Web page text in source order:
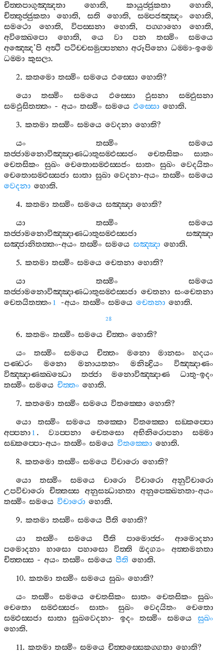
චිත‍්තපාගුඤ‍්ඤතා
හොති,කායුජ‍්ජුකතා හොති,
චිත‍්තුජ‍්ජුකතා
හොති, සති හොති, සම‍්පජඤ‍්ඤං හොති,
සමථො
හොති,විපස‍්සනා හොති, පග‍්ගාහො හොති,
අවික‍්ඛෙපො
හොති, යෙ වා පන තස‍්මිං
සමයෙ
අඤ‍්ඤෙ’පි අත්‍ථි පටිච‍්චසමුප‍්පන‍්නා අරූපිනො ධම‍්මා-ඉමෙ
ධම‍්මා කුසලා.
2. කතමො තස‍්මිං සමයෙ ඵස‍්සො හොති?
යො
තස‍්මිං සමයෙ ඵස‍්සො ඵුසනා
සම‍්ඵුසනා
සමඵුසිතත‍්තං - අයං තස‍්මිං සමයෙ ඵස‍්සො හොති.
3. කතමා තස‍්මිං සමයෙ වෙදනා හොති?
යං
තස‍්මිං
සමයෙ
තජ‍්ජාමනොවිඤ‍්ඤාණධාතුසම‍්ඵස‍්සජං
චෙතසිකං
සාතං
චෙතසිකං සුඛං චෙතොසම‍්ඵස‍්සජං සාතං සුඛං වෙදයිතං
චෙතොසම‍්ඵස‍්සජා සාතා සුඛා වෙදනා-අයං තස‍්මිං සමයෙ
වෙදනා හොති.
4. කතමා තස‍්මිං සමයෙ සඤ‍්ඤා හොති?
යා
තස‍්මිං
සමයෙ
තජ‍්ජාමනොවිඤ‍්ඤාණධාතුසම‍්ඵස‍්සජා
සඤ‍්ඤා
සඤ‍්ජානිතත‍්තං-අයං තස‍්මිං සමයෙ සඤ‍්ඤා හොති.
5. කතමා තස‍්මිං සමයෙ චෙතනා හොති?
යා
තස‍්මිං
සමයෙ
තජ‍්ජාමනොවිඤ‍්ඤාණධාතුසම‍්ඵස‍්සජා චෙතනා සංචෙතනා
චෙතයිතත‍්තං 1 -අයං තස‍්මිං සමයෙ චෙතනා හොති.
28
6. කතමං තස‍්මිං සමයෙ චිත‍්තං හොති?
යං
තස‍්මිං සමයෙ චිත‍්තං මනො මානසං
හදයං
පණ‍්ඩරං
මනො මනායතනං මනින්‍ද්‍රියං
විඤ‍්ඤාණං
විඤ‍්ඤාණක‍්ඛන්‍ධො
තජ‍්ජා මනොවිඤ‍්ඤාණ ධාතු-ඉදං
තස‍්මිං සමයෙ චිත‍්තං හොති.
7. කතමො තස‍්මිං සමයෙ විතක‍්කො හොති?
යො
තස‍්මිං සමයෙ තක‍්කො විතක‍්කො
සඞ‍්කප‍්පො
අප‍්පනා 1 . ව්‍යප‍්පනා චෙතසො අභිනිරොපනා
සම‍්මා
සඞ‍්කප‍්පො-අයං තස‍්මිං සමයෙ විතක‍්කො හොති.
8. කතමො තස‍්මිං සමයෙ විචාරො හොති?
යො
තස‍්මිං සමයෙ චාරො විචාරො
අනුවිචාරො
උපවිචාරො චිත‍්තස‍්ස අනුසන්‍ධානතා අනුපෙක‍්ඛනතා-අයං
තස‍්මිං සමයෙ විචාරො හොති.
9. කතමා තස‍්මිං සමයෙ පීති හොති?
යා
තස‍්මිං සමයෙ පීති පාමොජ‍්ජං
ආමොදනා
පමොදනා
හාසො පහාසො විත‍්ති ඔදග්‍යං
අත‍්තමනතා
චිත‍්තස‍්ස - අයං තස‍්මිං සමයෙ පීති හොති.
10. කතමා තස‍්මිං සමයෙ සුඛං හොති?
යං
තස‍්මිං සමයෙ චෙතසිකං සාතං චෙතසිකං
සුඛං
චෙතො
සම‍්ඵස‍්සජං සාතං සුඛං වෙදයිතං
චෙතො
සම‍්ඵස‍්සජා
සාතා සුඛවෙදනා- ඉදං තස‍්මිං සමයෙ
සුඛං
හොති.
11. කතමා තස‍්මිං සමයෙ චිත‍්තස‍්සෙකග‍්ගතා හොති?